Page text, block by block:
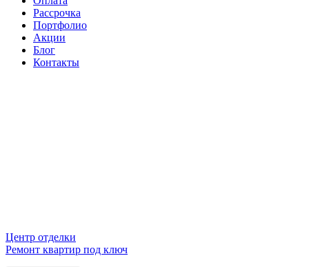
Рассрочка
Портфолио
Акции
Блог
Контакты
Центр отделки
Ремонт квартир под ключ